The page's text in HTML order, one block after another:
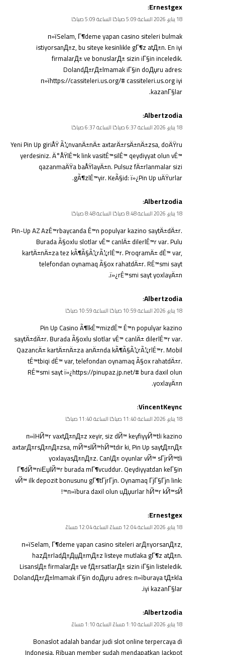
Ernestgex
:
18 يناير، 2026 الساعة 5:09 صباحًا الساعة 5:09 صباحًا
п»їSelam, Г¶deme yapan casino siteleri bulmak
istiyorsanД±z, bu siteye kesinlikle gГ¶z atД±n. En iyi
firmalarД± ve bonuslarД± sizin iГ§in inceledik.
DolandД±rД±lmamak iГ§in doДџru adres:
п»їhttps://cassiteleri.us.org/# cassiteleri.us.org iyi
kazanГ§lar.
Albertzodia
:
18 يناير، 2026 الساعة 6:37 صباحًا الساعة 6:37 صباحًا
Yeni Pin Up giriÅŸ Ã¼nvanÄ±nÄ± axtarÄ±rsÄ±nÄ±zsa, doÄŸru
yerdesiniz. Ä°ÅŸlÉ™k link vasitÉ™silÉ™ qeydiyyat olun vÉ™
qazanmaÄŸa baÅŸlayÄ±n. Pulsuz fÄ±rlanmalar sizi
gÃ¶zlÉ™yir. KeÃ§id: ï»¿Pin UpuÄŸurlar.
Albertzodia
:
18 يناير، 2026 الساعة 8:48 صباحًا الساعة 8:48 صباحًا
Pin-Up AZ AzÉ™rbaycanda É™n populyar kazino saytÄ±dÄ±r.
Burada Ã§oxlu slotlar vÉ™ canlÄ± dilerlÉ™r var. Pulu
kartÄ±nÄ±za tez kÃ¶Ã§Ã¼rÃ¼rlÉ™r. ProqramÄ± dÉ™ var,
telefondan oynamaq Ã§ox rahatdÄ±r. RÉ™smi sayt
ï»¿rÉ™smi saytyoxlayÄ±n.
Albertzodia
:
18 يناير، 2026 الساعة 10:59 صباحًا الساعة 10:59 صباحًا
Pin Up Casino Ã¶lkÉ™mizdÉ™ É™n populyar kazino
saytÄ±dÄ±r. Burada Ã§oxlu slotlar vÉ™ canlÄ± dilerlÉ™r var.
QazancÄ± kartÄ±nÄ±za anÄ±nda kÃ¶Ã§Ã¼rÃ¼rlÉ™r. Mobil
tÉ™tbiqi dÉ™ var, telefondan oynamaq Ã§ox rahatdÄ±r.
RÉ™smi sayt ï»¿https://pinupaz.jp.net/# bura daxil olun
yoxlayÄ±n.
VincentKeync
:
18 يناير، 2026 الساعة 11:40 صباحًا الساعة 11:40 صباحًا
п»їHЙ™r vaxtД±nД±z xeyir, siz dЙ™ keyfiyyЙ™tli kazino
axtarД±rsД±nД±zsa, mЙ™slЙ™hЙ™tdir ki, Pin Up saytД±nД±
yoxlayasД±nД±z. CanlД± oyunlar vЙ™ sГјrЙ™tli
Г¶dЙ™niЕџlЙ™r burada mГ¶vcuddur. Qeydiyyatdan keГ§in
vЙ™ ilk depozit bonusunu gГ¶tГјrГјn. Oynamaq ГјГ§Гјn link:
п»їbura daxil olunuДџurlar hЙ™r kЙ™sЙ™!
Ernestgex
:
18 يناير، 2026 الساعة 12:04 مساءً الساعة 12:04 مساءً
п»їSelam, Г¶deme yapan casino siteleri arД±yorsanД±z,
hazД±rladД±ДџД±mД±z listeye mutlaka gГ¶z atД±n.
LisanslД± firmalarД± ve fД±rsatlarД± sizin iГ§in listeledik.
DolandД±rД±lmamak iГ§in doДџru adres: п»їburaya tД±kla
iyi kazanГ§lar.
Albertzodia
:
18 يناير، 2026 الساعة 1:10 مساءً الساعة 1:10 مساءً
Bonaslot adalah bandar judi slot online terpercaya di